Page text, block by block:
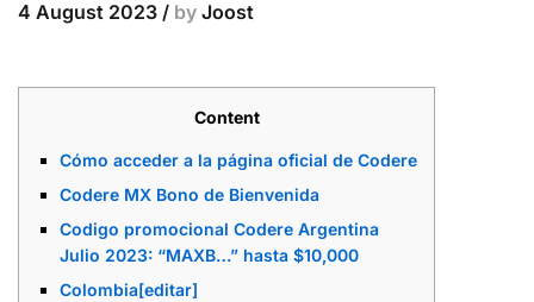
4 August 2023 / by Joost
Content
Cómo acceder a la página oficial de Codere
Codere MX Bono de Bienvenida
Codigo promocional Codere Argentina
Julio 2023: “MAXB…” hasta $10,000
Colombia[editar]